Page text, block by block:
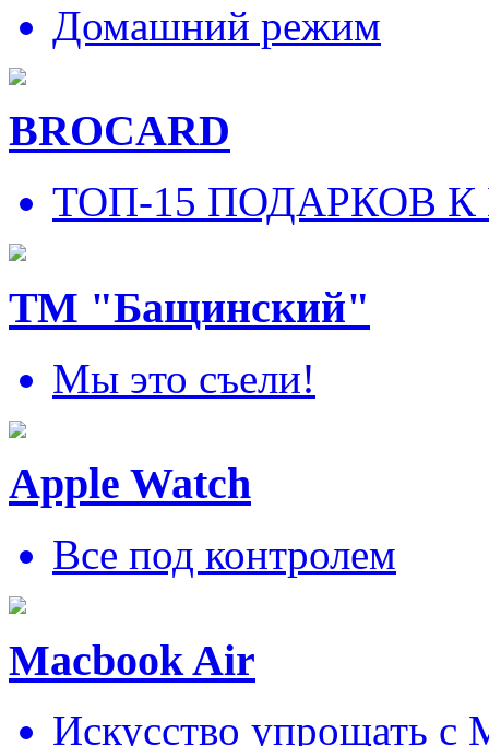
Домашний режим
BROCARD
ТОП-15 ПОДАРКОВ
ТМ "Бащинский"
Мы это съели!
Apple Watch
Все под контролем
Macbook Air
Искусcтво упрощать c